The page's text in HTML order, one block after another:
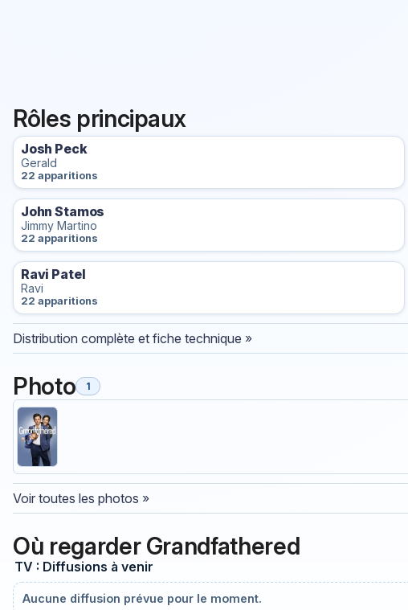
Rôles principaux
Josh Peck
Gerald
22 apparitions
John Stamos
Jimmy Martino
22 apparitions
Ravi Patel
Ravi
22 apparitions
Distribution complète et fiche technique »
Photo 1
Voir toutes les photos »
Où regarder Grandfathered
TV : Diffusions à venir
Aucune diffusion prévue pour le moment.